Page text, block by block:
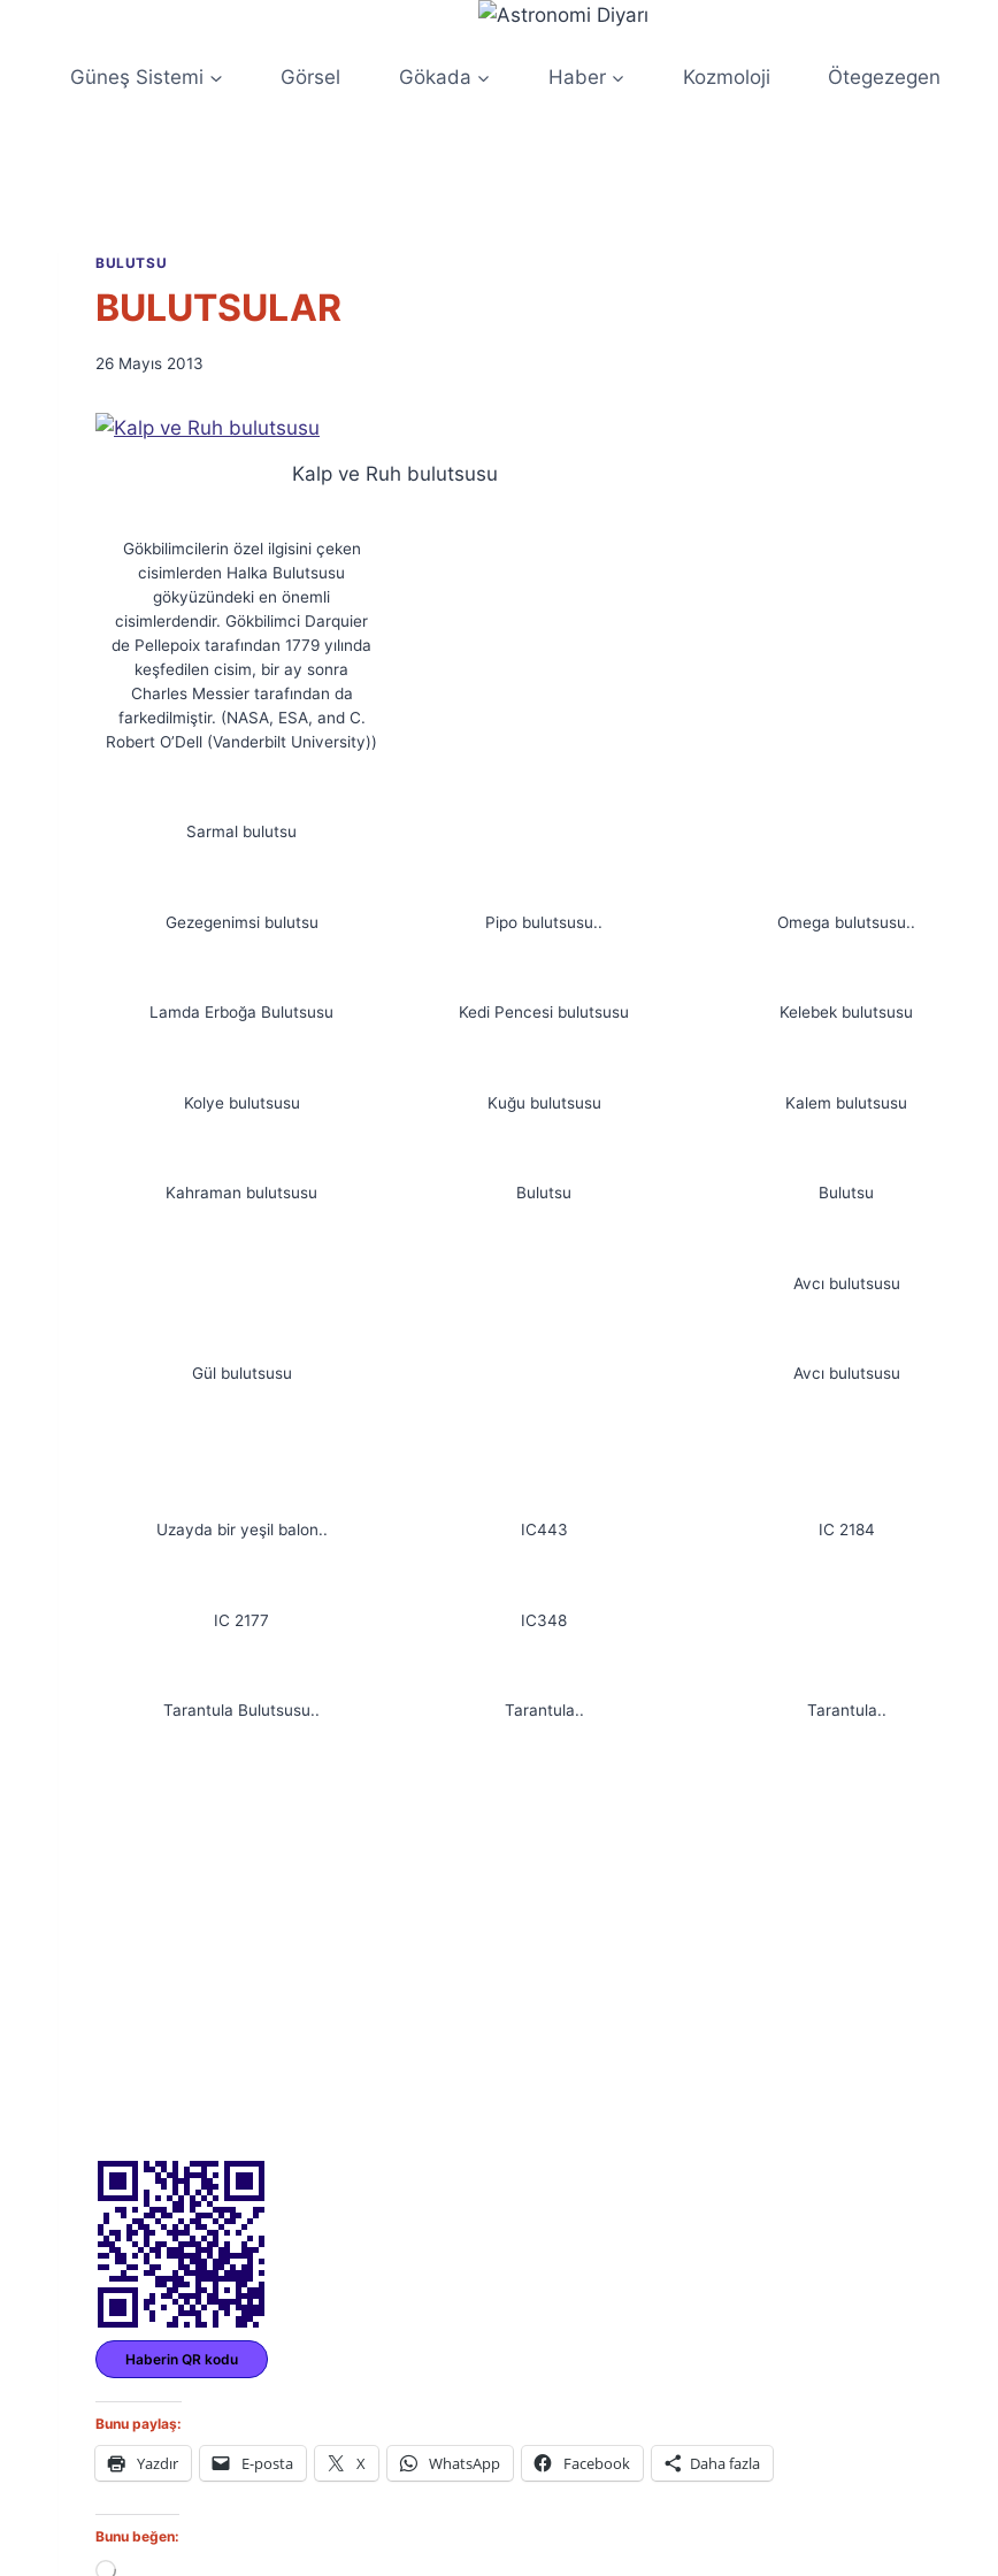
Güneş Sistemi Görsel Gökada Haber Kozmoloji Ötegezegen
BULUTSU
BULUTSULAR
By
Fuat
Özyar
26 Mayıs 2013
Kalp ve Ruh bulutsusu
Gökbilimcilerin özel ilgisini çeken
cisimlerden Halka Bulutsusu
gökyüzündeki en önemli
cisimlerdendir. Gökbilimci Darquier
de Pellepoix tarafından 1779 yılında
keşfedilen cisim, bir ay sonra
Charles Messier tarafından da
farkedilmiştir. (NASA, ESA, and C.
Robert O’Dell (Vanderbilt University))
Sarmal bulutsu
Gezegenimsi bulutsu Pipo bulutsusu.. Omega bulutsusu..
Lamda Erboğa Bulutsusu Kedi Pencesi bulutsusu Kelebek bulutsusu
Kolye bulutsusu Kuğu bulutsusu Kalem bulutsusu
Kahraman bulutsusu Bulutsu Bulutsu
Avcı bulutsusu
Gül bulutsusu Avcı bulutsusu
Uzayda bir yeşil balon.. IC443 IC 2184
IC 2177 IC348
Tarantula Bulutsusu.. Tarantula.. Tarantula..
Haberin QR kodu
Bunu paylaş:
Yazdır E-posta X WhatsApp Facebook Daha fazla
Bunu beğen:
Y